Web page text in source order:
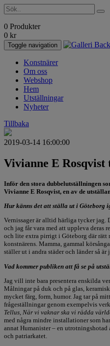
0 Produkter
0 kr
Toggle navigation
Konstnärer
Om oss
Webshop
Hem
Utställningar
Nyheter
Tillbaka
2019-03-14 16:00:00
Vivianne E
Inför den stora dubbelutställningen
Vivianne E Rosqvist, en av de
Hur känns det att ställa ut i Göteborg
Vernissager är alltid härliga tycker jag.
och jag får vara med att uppleva
och lite extra pirrigt i Göteborg där rätt
konstnärens. Mamma, gammal
ställer ut i andra städer och länder så är
Vad kommer publiken att få se på
Jag vill inte bara presentera enskilda
Målningar på duk och på glas,
mycket färg, form, humor. Jag tar på
frågeställningar genom exempelvis
Tellus, När vi vaknar ska vi rädda
med några mindre installationer som
annat Humanister – en
och patriarkatet.